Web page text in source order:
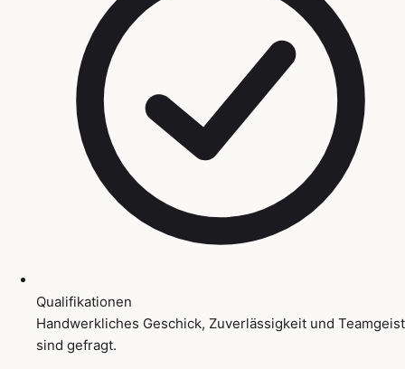
Qualifikationen
Handwerkliches Geschick, Zuverlässigkeit und Teamgeist
sind gefragt.